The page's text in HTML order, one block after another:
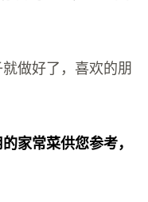
做好了，喜欢的朋
家常菜供您参考，